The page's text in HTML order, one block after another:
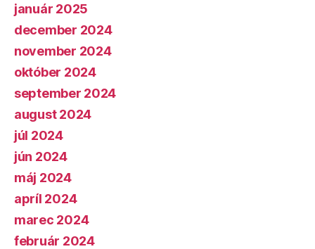
január 2025
december 2024
november 2024
október 2024
september 2024
august 2024
júl 2024
jún 2024
máj 2024
apríl 2024
marec 2024
február 2024